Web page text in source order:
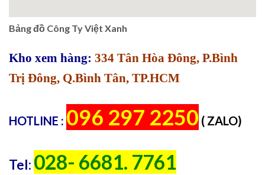
Bảng đồ Công Ty Việt Xanh
Kho xem hàng: 334 Tân Hòa Đông, P.Bình
Trị Đông, Q.Bình Tân, TP.HCM
HOTLINE : 096 297 2250 ( ZALO)
Tel: 028- 6681. 7761